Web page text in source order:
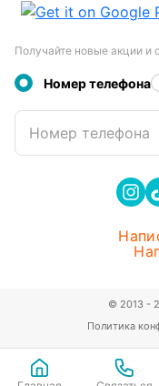
Получайте новые акции и
Номер телефона
Номер телефона
Политика
© 2013 -